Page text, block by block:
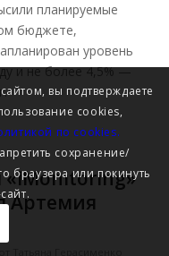
планируемые
бюджете,
уровень
и не более 4,5% —
Артемия
вы подтверждаете
cookies,
по cookies.
сохранение/
браузера или покинуть